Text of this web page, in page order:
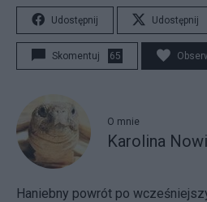
Udostępnij Udostępnij
Skomentuj 65
O mnie
Karolina
Haniebny powrót po